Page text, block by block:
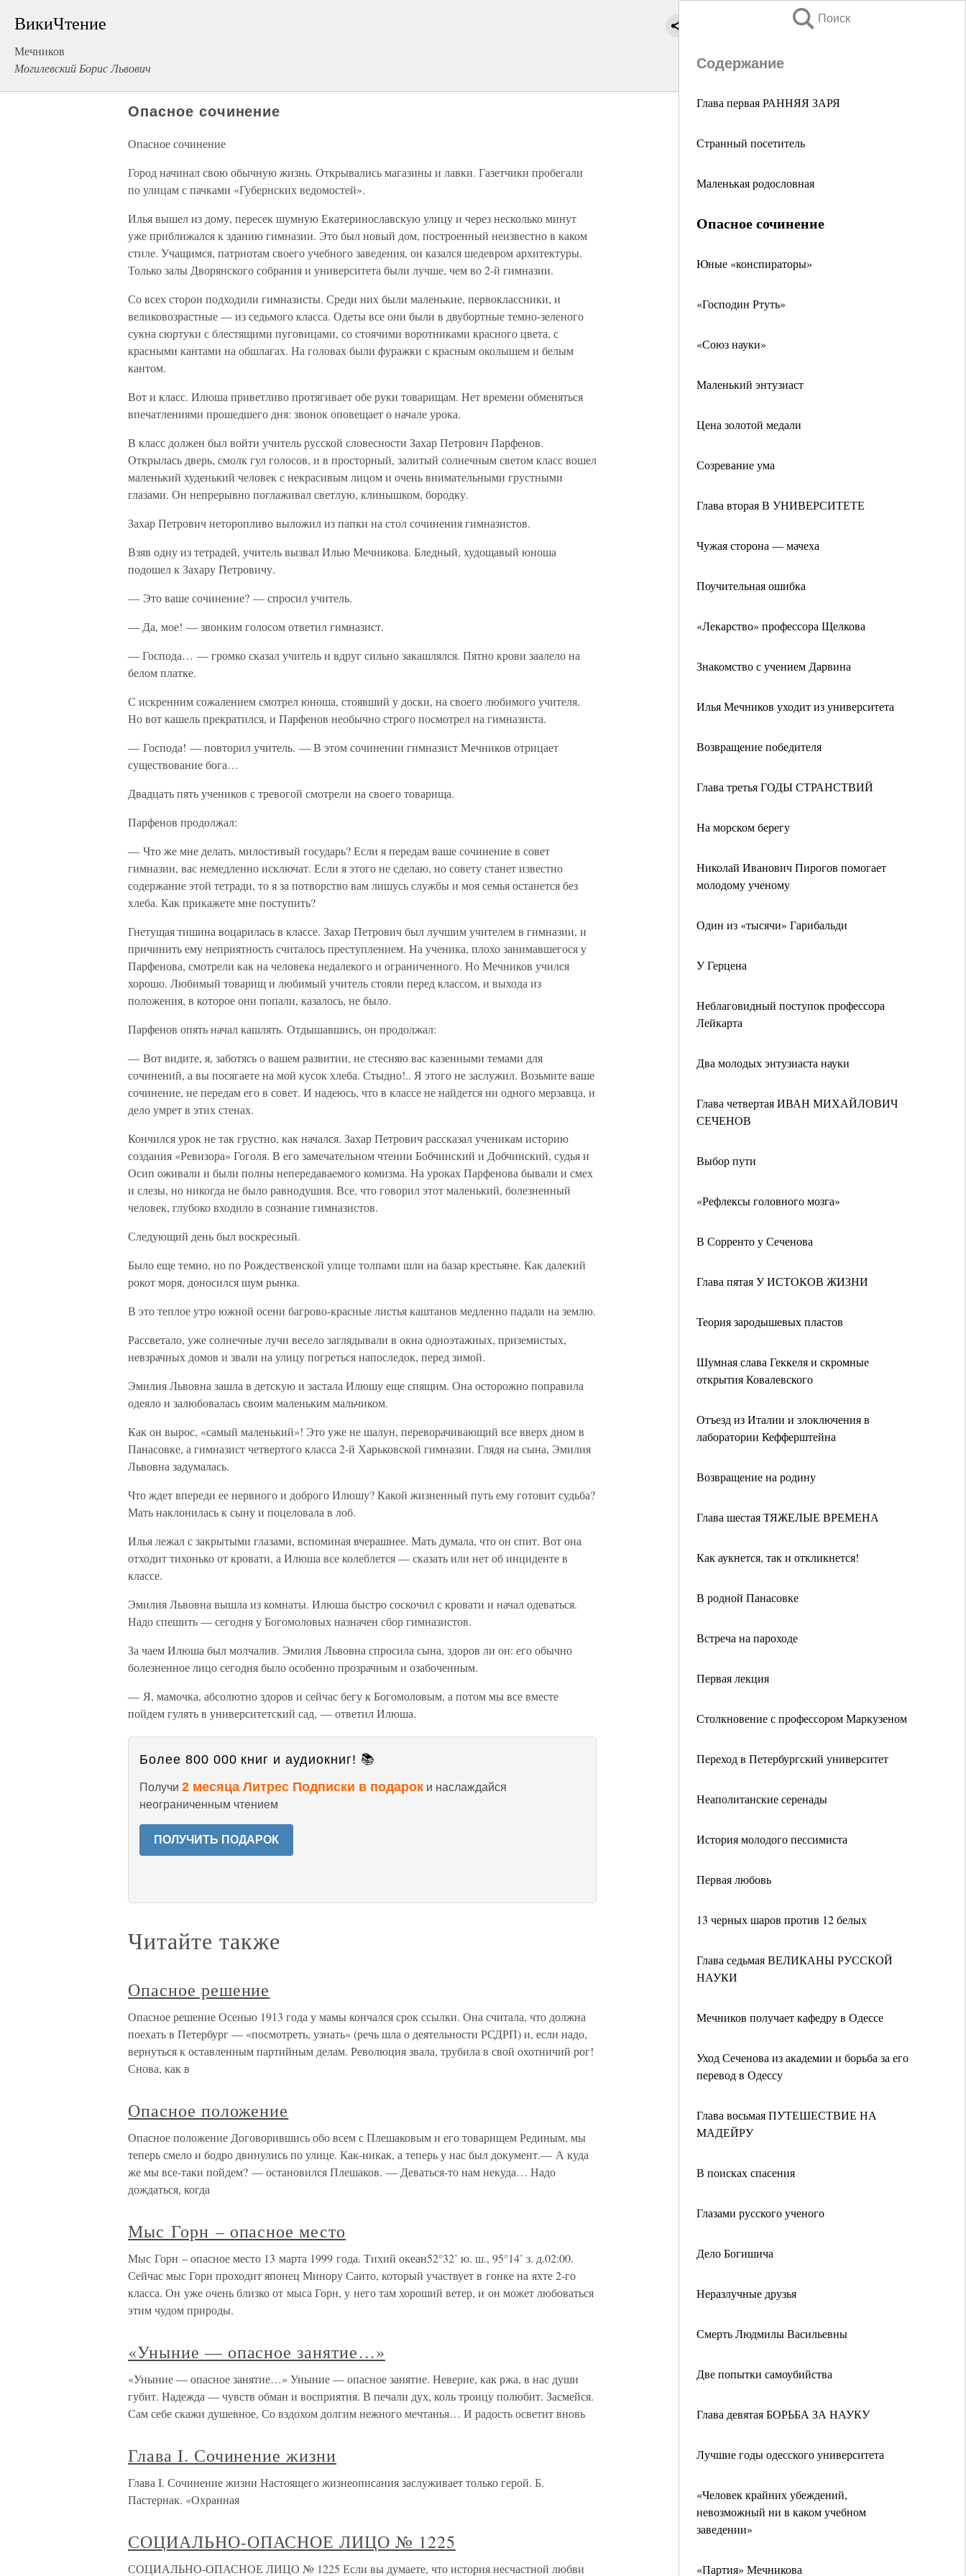
ВикиЧтение
Мечников
Могилевский Борис Львович
Поиск
Содержание
Глава первая РАННЯЯ ЗАРЯ
Странный посетитель
Маленькая родословная
Опасное сочинение
Юные «конспираторы»
«Господин Ртуть»
«Союз науки»
Маленький энтузиаст
Цена золотой медали
Созревание ума
Глава вторая В УНИВЕРСИТЕТЕ
Чужая сторона — мачеха
Поучительная ошибка
«Лекарство» профессора Щелкова
Знакомство с учением Дарвина
Илья Мечников уходит из университета
Возвращение победителя
Глава третья ГОДЫ СТРАНСТВИЙ
На морском берегу
Николай Иванович Пирогов помогает
молодому ученому
Один из «тысячи» Гарибальди
У Герцена
Неблаговидный поступок профессора
Лейкарта
Два молодых энтузиаста науки
Глава четвертая ИВАН МИХАЙЛОВИЧ
СЕЧЕНОВ
Выбор пути
«Рефлексы головного мозга»
В Сорренто у Сеченова
Глава пятая У ИСТОКОВ ЖИЗНИ
Теория зародышевых пластов
Шумная слава Геккеля и скромные
открытия Ковалевского
Отъезд из Италии и злоключения в
лаборатории Кефферштейна
Возвращение на родину
Глава шестая ТЯЖЕЛЫЕ ВРЕМЕНА
Как аукнется, так и откликнется!
В родной Панасовке
Встреча на пароходе
Первая лекция
Столкновение с профессором Маркузеном
Переход в Петербургский университет
Неаполитанские серенады
История молодого пессимиста
Первая любовь
13 черных шаров против 12 белых
Глава седьмая ВЕЛИКАНЫ РУССКОЙ
НАУКИ
Мечников получает кафедру в Одессе
Уход Сеченова из академии и борьба за его
перевод в Одессу
Глава восьмая ПУТЕШЕСТВИЕ НА
МАДЕЙРУ
В поисках спасения
Глазами русского ученого
Дело Богишича
Неразлучные друзья
Смерть Людмилы Васильевны
Две попытки самоубийства
Глава девятая БОРЬБА ЗА НАУКУ
Лучшие годы одесского университета
«Человек крайних убеждений,
невозможный ни в каком учебном
заведении»
«Партия» Мечникова
Опасное сочинение
Опасное сочинение
Город начинал свою обычную жизнь. Открывались магазины и лавки. Газетчики пробегали
по улицам с пачками «Губернских ведомостей».
Илья вышел из дому, пересек шумную Екатеринославскую улицу и через несколько минут
уже приближался к зданию гимназии. Это был новый дом, построенный неизвестно в каком
стиле. Учащимся, патриотам своего учебного заведения, он казался шедевром архитектуры.
Только залы Дворянского собрания и университета были лучше, чем во 2-й гимназии.
Со всех сторон подходили гимназисты. Среди них были маленькие, первоклассники, и
великовозрастные — из седьмого класса. Одеты все они были в двубортные темно-зеленого
сукна сюртуки с блестящими пуговицами, со стоячими воротниками красного цвета, с
красными кантами на обшлагах. На головах были фуражки с красным околышем и белым
кантом.
Вот и класс. Илюша приветливо протягивает обе руки товарищам. Нет времени обменяться
впечатлениями прошедшего дня: звонок оповещает о начале урока.
В класс должен был войти учитель русской словесности Захар Петрович Парфенов.
Открылась дверь, смолк гул голосов, и в просторный, залитый солнечным светом класс вошел
маленький худенький человек с некрасивым лицом и очень внимательными грустными
глазами. Он непрерывно поглаживал светлую, клинышком, бородку.
Захар Петрович неторопливо выложил из папки на стол сочинения гимназистов.
Взяв одну из тетрадей, учитель вызвал Илью Мечникова. Бледный, худощавый юноша
подошел к Захару Петровичу.
— Это ваше сочинение? — спросил учитель.
— Да, мое! — звонким голосом ответил гимназист.
— Господа… — громко сказал учитель и вдруг сильно закашлялся. Пятно крови заалело на
белом платке.
С искренним сожалением смотрел юноша, стоявший у доски, на своего любимого учителя.
Но вот кашель прекратился, и Парфенов необычно строго посмотрел на гимназиста.
— Господа! — повторил учитель. — В этом сочинении гимназист Мечников отрицает
существование бога…
Двадцать пять учеников с тревогой смотрели на своего товарища.
Парфенов продолжал:
— Что же мне делать, милостивый государь? Если я передам ваше сочинение в совет
гимназии, вас немедленно исключат. Если я этого не сделаю, но совету станет известно
содержание этой тетради, то я за потворство вам лишусь службы и моя семья останется без
хлеба. Как прикажете мне поступить?
Гнетущая тишина воцарилась в классе. Захар Петрович был лучшим учителем в гимназии, и
причинить ему неприятность считалось преступлением. На ученика, плохо занимавшегося у
Парфенова, смотрели как на человека недалекого и ограниченного. Но Мечников учился
хорошо. Любимый товарищ и любимый учитель стояли перед классом, и выхода из
положения, в которое они попали, казалось, не было.
Парфенов опять начал кашлять. Отдышавшись, он продолжал:
— Вот видите, я, заботясь о вашем развитии, не стесняю вас казенными темами для
сочинений, а вы посягаете на мой кусок хлеба. Стыдно!.. Я этого не заслужил. Возьмите ваше
сочинение, не передам его в совет. И надеюсь, что в классе не найдется ни одного мерзавца, и
дело умрет в этих стенах.
Кончился урок не так грустно, как начался. Захар Петрович рассказал ученикам историю
создания «Ревизора» Гоголя. В его замечательном чтении Бобчинский и Добчинский, судья и
Осип оживали и были полны непередаваемого комизма. На уроках Парфенова бывали и смех
и слезы, но никогда не было равнодушия. Все, что говорил этот маленький, болезненный
человек, глубоко входило в сознание гимназистов.
Следующий день был воскресный.
Было еще темно, но по Рождественской улице толпами шли на базар крестьяне. Как далекий
рокот моря, доносился шум рынка.
В это теплое утро южной осени багрово-красные листья каштанов медленно падали на землю.
Рассветало, уже солнечные лучи весело заглядывали в окна одноэтажных, приземистых,
невзрачных домов и звали на улицу погреться напоследок, перед зимой.
Эмилия Львовна зашла в детскую и застала Илюшу еще спящим. Она осторожно поправила
одеяло и залюбовалась своим маленьким мальчиком.
Как он вырос, «самый маленький»! Это уже не шалун, переворачивающий все вверх дном в
Панасовке, а гимназист четвертого класса 2-й Харьковской гимназии. Глядя на сына, Эмилия
Львовна задумалась.
Что ждет впереди ее нервного и доброго Илюшу? Какой жизненный путь ему готовит судьба?
Мать наклонилась к сыну и поцеловала в лоб.
Илья лежал с закрытыми глазами, вспоминая вчерашнее. Мать думала, что он спит. Вот она
отходит тихонько от кровати, а Илюша все колеблется — сказать или нет об инциденте в
классе.
Эмилия Львовна вышла из комнаты. Илюша быстро соскочил с кровати и начал одеваться.
Надо спешить — сегодня у Богомоловых назначен сбор гимназистов.
За чаем Илюша был молчалив. Эмилия Львовна спросила сына, здоров ли он: его обычно
болезненное лицо сегодня было особенно прозрачным и озабоченным.
— Я, мамочка, абсолютно здоров и сейчас бегу к Богомоловым, а потом мы все вместе
пойдем гулять в университетский сад, — ответил Илюша.
Более 800 000 книг и аудиокниг! 📚
Получи 2 месяца Литрес Подписки в подарок и наслаждайся
неограниченным чтением
ПОЛУЧИТЬ ПОДАРОК
Читайте также
Опасное решение
Опасное решение Осенью 1913 года у мамы кончался срок ссылки. Она считала, что должна
поехать в Петербург — «посмотреть, узнать» (речь шла о деятельности РСДРП) и, если надо,
вернуться к оставленным партийным делам. Революция звала, трубила в свой охотничий рог!
Снова, как в
Опасное положение
Опасное положение Договорившись обо всем с Плешаковым и его товарищем Рединым, мы
теперь смело и бодро двинулись по улице. Как-никак, а теперь у нас был документ.— А куда
же мы все-таки пойдем? — остановился Плешаков. — Деваться-то нам некуда… Надо
дождаться, когда
Мыс Горн – опасное место
Мыс Горн – опасное место 13 марта 1999 года. Тихий океан52°32’ ю. ш., 95°14’ з. д.02:00.
Сейчас мыс Горн проходит японец Минору Саито, который участвует в гонке на яхте 2-го
класса. Он уже очень близко от мыса Горн, у него там хороший ветер, и он может любоваться
этим чудом природы.
«Уныние — опасное занятие…»
«Уныние — опасное занятие…» Уныние — опасное занятие. Неверие, как ржа, в нас души
губит. Надежда — чувств обман и восприятия. В печали дух, коль троицу полюбит. Засмейся.
Сам себе скажи душевное, Со вздохом долгим нежного мечтанья… И радость осветит вновь
Глава I. Сочинение жизни
Глава I. Сочинение жизни Настоящего жизнеописания заслуживает только герой. Б.
Пастернак. «Охранная
СОЦИАЛЬНО-ОПАСНОЕ ЛИЦО № 1225
СОЦИАЛЬНО-ОПАСНОЕ ЛИЦО № 1225 Если вы думаете, что история несчастной любви